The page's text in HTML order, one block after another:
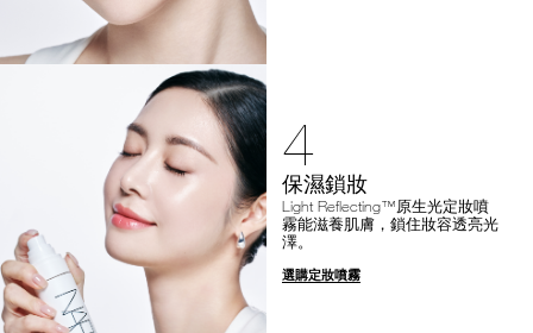
4
保濕鎖妝
Light Reflecting™原生光定妝噴
霧能滋養肌膚，鎖住妝容透亮光
澤。
選購定妝噴霧